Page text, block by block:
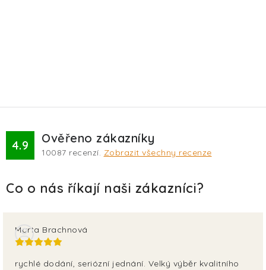
4.9 Ověřeno zákazníky
10087 recenzí. Zobrazit všechny recenze
Marta Brachnová
rychlé dodání, seriózní jednání. Velký výběr kvalitního